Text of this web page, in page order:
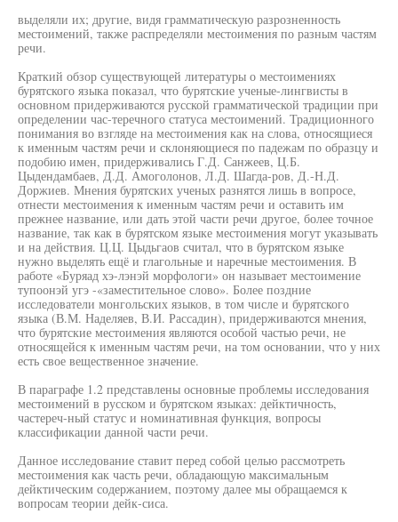
выделяли их; другие, видя грамматическую разрозненность
местоимений, также распределяли местоимения по разным частям
речи.
Краткий обзор существующей литературы о местоимениях
бурятского языка показал, что бурятские ученые-лингвисты в
основном придерживаются русской грамматической традиции при
определении час-теречного статуса местоимений. Традиционного
понимания во взгляде на местоимения как на слова, относящиеся
к именным частям речи и склоняющиеся по падежам по образцу и
подобию имен, придерживались Г.Д. Санжеев, Ц.Б.
Цыдендамбаев, Д.Д. Амоголонов, Л.Д. Шагда-ров, Д.-Н.Д.
Доржиев. Мнения бурятских ученых разнятся лишь в вопросе,
отнести местоимения к именным частям речи и оставить им
прежнее название, или дать этой части речи другое, более точное
название, так как в бурятском языке местоимения могут указывать
и на действия. Ц.Ц. Цыдьгаов считал, что в бурятском языке
нужно выделять ещё и глагольные и наречные местоимения. В
работе «Буряад хэ-лэнэй морфологи» он называет местоимение
тупоонэй угэ -«заместительное слово». Более поздние
исследователи монгольских языков, в том числе и бурятского
языка (В.М. Наделяев, В.И. Рассадин), придерживаются мнения,
что бурятские местоимения являются особой частью речи, не
относящейся к именным частям речи, на том основании, что у них
есть свое вещественное значение.
В параграфе 1.2 представлены основные проблемы исследования
местоимений в русском и бурятском языках: дейктичность,
частереч-ный статус и номинативная функция, вопросы
классификации данной части речи.
Данное исследование ставит перед собой целью рассмотреть
местоимения как часть речи, обладающую максимальным
дейктическим содержанием, поэтому далее мы обращаемся к
вопросам теории дейк-сиса.